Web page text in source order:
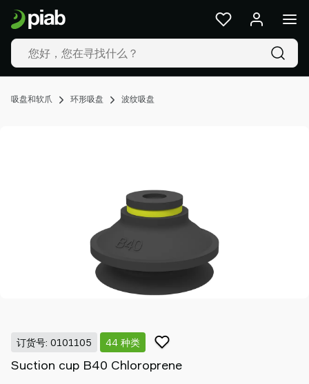
吸盘和软爪 环形吸盘 波纹吸盘
订货号: 0101105 44 种类
Suction cup B40 Chloroprene
产
品
及
解
决
案
Group
联